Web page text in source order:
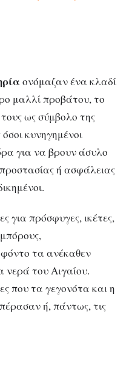
ονόμαζαν ένα κλαδί
μαλλί προβάτου, το
ως σύμβολο της
κυνηγημένοι
για να βρουν άσυλο
ή ασφάλειας
για πρόσφυγες, ικέτες,
τα ανέκαθεν
νερά του Αιγαίου.
που τα γεγονότα και η
ή, πάντως, τις